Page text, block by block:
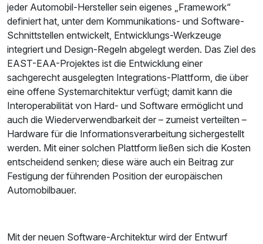
jeder Automobil-Hersteller sein eigenes „Framework“
definiert hat, unter dem Kommunikations- und Software-
Schnittstellen entwickelt, Entwicklungs-Werkzeuge
integriert und Design-Regeln abgelegt werden. Das Ziel des
EAST-EAA-Projektes ist die Entwicklung einer
sachgerecht ausgelegten Integrations-Plattform, die über
eine offene Systemarchitektur verfügt; damit kann die
Interoperabilität von Hard- und Software ermöglicht und
auch die Wiederverwendbarkeit der – zumeist verteilten –
Hardware für die Informationsverarbeitung sichergestellt
werden. Mit einer solchen Plattform ließen sich die Kosten
entscheidend senken; diese wäre auch ein Beitrag zur
Festigung der führenden Position der europäischen
Automobilbauer.
Mit der neuen Software-Architektur wird der Entwurf